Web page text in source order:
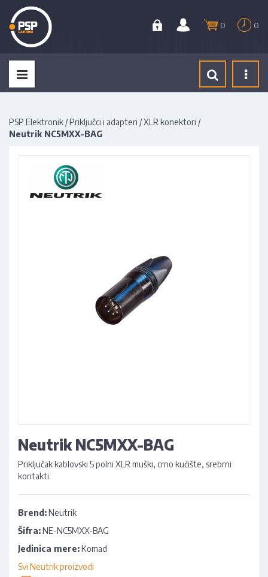
0 0
PSP Elektronik /Priključci i adapteri /XLR konektori /
Neutrik NC5MXX-BAG
Neutrik NC5MXX-BAG
Priključak kablovski 5 polni XLR muški, crno kućište, srebrni
kontakti.
Brend:Neutrik
Šifra:NE-NC5MXX-BAG
Jedinica mere:Komad
Svi Neutrik proizvodi